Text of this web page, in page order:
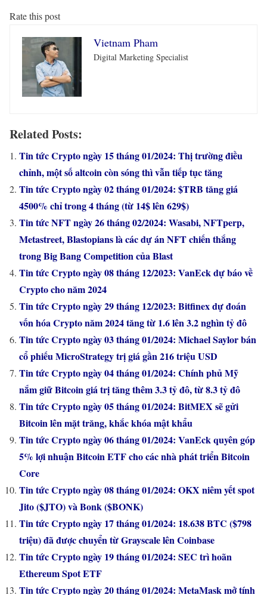
Rate this post
Vietnam Pham
Digital Marketing Specialist
Related Posts:
Tin tức Crypto ngày 15 tháng 01/2024: Thị trường điều
chỉnh, một số altcoin còn sóng thì vẫn tiếp tục tăng
Tin tức Crypto ngày 02 tháng 01/2024: $TRB tăng giá
4500% chỉ trong 4 tháng (từ 14$ lên 629$)
Tin tức NFT ngày 26 tháng 02/2024: Wasabi, NFTperp,
Metastreet, Blastopians là các dự án NFT chiến thắng
trong Big Bang Competition của Blast
Tin tức Crypto ngày 08 tháng 12/2023: VanEck dự báo về
Crypto cho năm 2024
Tin tức Crypto ngày 29 tháng 12/2023: Bitfinex dự đoán
vốn hóa Crypto năm 2024 tăng từ 1.6 lên 3.2 nghìn tỷ đô
Tin tức Crypto ngày 03 tháng 01/2024: Michael Saylor bán
cổ phiếu MicroStrategy trị giá gần 216 triệu USD
Tin tức Crypto ngày 04 tháng 01/2024: Chính phủ Mỹ
nắm giữ Bitcoin giá trị tăng thêm 3.3 tỷ đô, từ 8.3 tỷ đô
Tin tức Crypto ngày 05 tháng 01/2024: BitMEX sẽ gửi
Bitcoin lên mặt trăng, khắc khóa mật khẩu
Tin tức Crypto ngày 06 tháng 01/2024: VanEck quyên góp
5% lợi nhuận Bitcoin ETF cho các nhà phát triển Bitcoin
Core
Tin tức Crypto ngày 08 tháng 01/2024: OKX niêm yết spot
Jito ($JTO) và Bonk ($BONK)
Tin tức Crypto ngày 17 tháng 01/2024: 18.638 BTC ($798
triệu) đã được chuyển từ Grayscale lên Coinbase
Tin tức Crypto ngày 19 tháng 01/2024: SEC trì hoãn
Ethereum Spot ETF
Tin tức Crypto ngày 20 tháng 01/2024: MetaMask mở tính